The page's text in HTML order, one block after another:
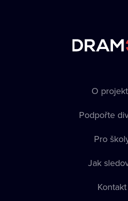
O
Podpořte
Pro
Jak
Kontakt